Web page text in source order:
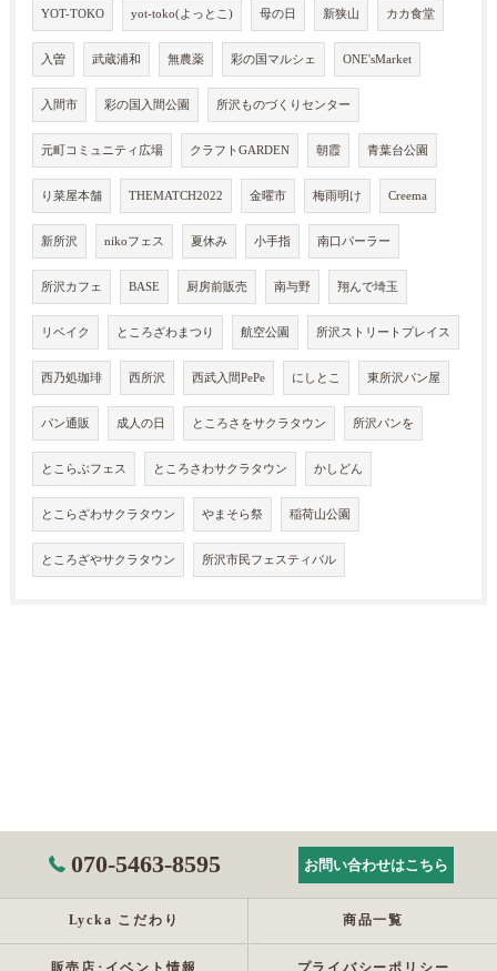
YOT-TOKO yot-toko(よっとこ) 母の日 新狭山 カカ食堂
入曽 武蔵浦和 無農薬 彩の国マルシェ ONE'sMarket
入間市 彩の国入間公園 所沢ものづくりセンター
元町コミュニティ広場 クラフトGARDEN 朝霞 青葉台公園
り菜屋本舗 THEMATCH2022 金曜市 梅雨明け Creema
新所沢 nikoフェス 夏休み 小手指 南口パーラー
所沢カフェ BASE 厨房前販売 南与野 翔んで埼玉
リベイク ところざわまつり 航空公園 所沢ストリートプレイス
西乃処珈琲 西所沢 西武入間PePe にしとこ 東所沢パン屋
パン通販 成人の日 ところさをサクラタウン 所沢パンを
とこらぶフェス ところさわサクラタウン かしどん
とこらざわサクラタウン やまそら祭 稲荷山公園
ところざやサクラタウン 所沢市民フェスティバル
070-5463-8595 お問い合わせはこちら
Lycka こだわり 商品一覧
販売店･イベント情報 プライバシーポリシー